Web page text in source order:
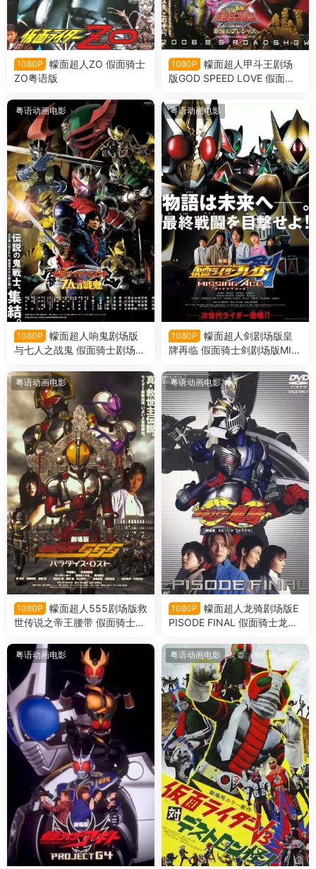
1080P
幪面超人ZO 假面骑士
ZO粤语版
1080P
幪面超人甲斗王剧场
版GOD SPEED LOVE 假面骑
情粤语版
粤语动画电影
1080P
幪面超人响鬼剧场版
与七人之战鬼 假面骑士剧场版
粤语动画电影
1080P
幪面超人剑剧场版皇
牌再临 假面骑士剑剧场版MIS
粤语动画电影
1080P
幪面超人555剧场版救
世传说之帝王腰带 假面骑士5
粤语动画电影
1080P
幪面超人龙骑剧场版E
PISODE FINAL 假面骑士龙骑
粤语动画电影 粤语动画电影